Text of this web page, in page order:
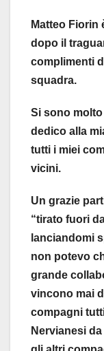
Matteo Fiorin
dopo il
complimenti
squadra.
Si sono
dedico alla
tutti i miei
vicini.
Un grazie
“tirato fuori
lanciandomi
non potevo
grande
vincono mai
compagni
Nervianesi